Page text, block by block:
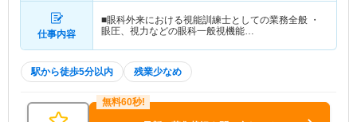
仕事内容
■眼科外来における視能訓練士としての業務全般 ・
眼圧、視力などの眼科一般視機能…
駅から徒歩5分以内 残業少なめ